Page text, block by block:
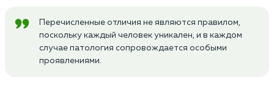
Перечисленные отличия не являются правилом,
поскольку каждый человек уникален, и в каждом
случае патология сопровождается особыми
проявлениями.